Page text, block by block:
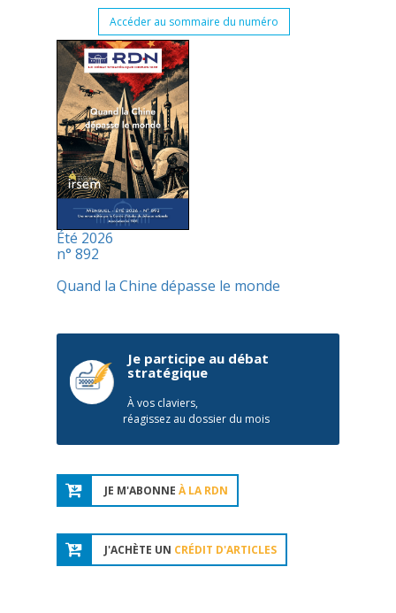
Accéder au sommaire du numéro
Été 2026
n° 892
Quand la Chine dépasse le monde
Je participe au débat
stratégique
À vos claviers,
réagissez au dossier du mois
JE M'ABONNE À LA RDN
J'ACHÈTE UN CRÉDIT D'ARTICLES